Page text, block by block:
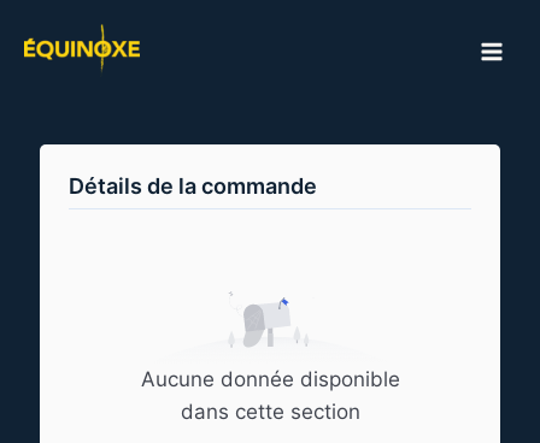
Détails de la commande
Aucune donnée disponible
dans cette section